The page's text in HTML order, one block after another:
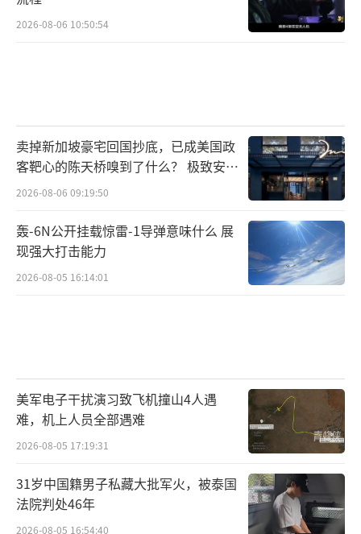
2026-08-06 10:50:54
卖掉新加坡豪宅回国抄底，已成美国政
客靶心的陈天桥嗅到了什么？ 极致安全
的追寻
2026-08-06 09:19:50
轰-6N公开挂载惊雷-1导弹意味什么 展
现强大打击能力
2026-08-05 16:14:01
美军电子干扰演习致飞机撞山4人遇
难，机上人员全部遇难
2026-08-05 17:19:31
31岁中国籍男子私藏大批军火，被泰国
法院判处46年
2026-08-05 16:54:40